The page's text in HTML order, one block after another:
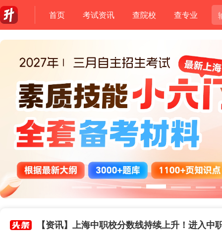
首页 考试资讯 查院校 查专业